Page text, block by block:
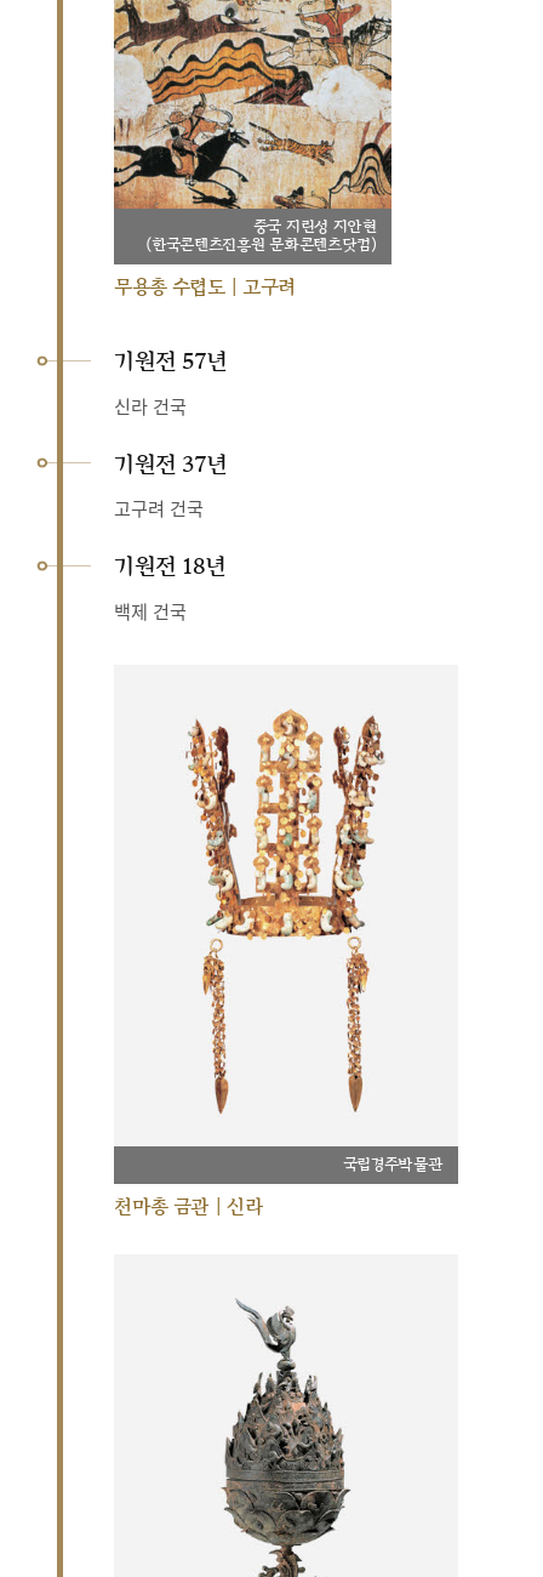
중국 지린성 지안현
(한국콘텐츠진흥원 문화콘텐츠닷컴)
무용총 수렵도 | 고구려
기원전 57년
신라 건국
기원전 37년
고구려 건국
기원전 18년
백제 건국
국립경주박물관
천마총 금관 | 신라